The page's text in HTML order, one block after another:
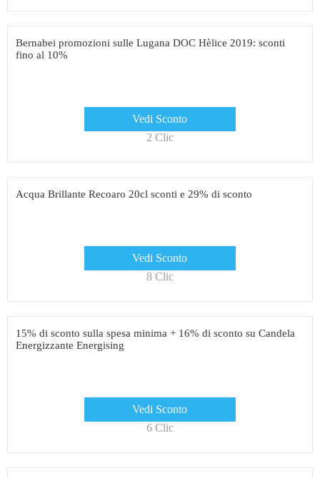
Bernabei promozioni sulle Lugana DOC Hèlice 2019: sconti
fino al 10%
Vedi Sconto
2 Clic
Acqua Brillante Recoaro 20cl sconti e 29% di sconto
Vedi Sconto
8 Clic
15% di sconto sulla spesa minima + 16% di sconto su Candela
Energizzante Energising
Vedi Sconto
6 Clic